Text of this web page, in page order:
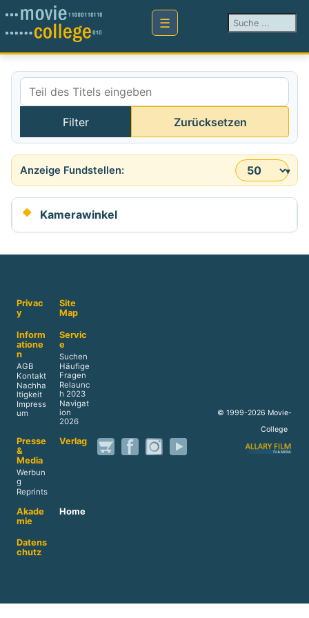
Suchen ...
Teil des Titels eingeben
Filter Zurücksetzen
Anzeige #
Kamerawinkel
Privac
y
Site
Map
Inform
atione
n
AGB
Kontakt
Nachha
ltigkeit
Impress
um
Servic
e
Suchen
Häufige
Fragen
Relaunc
h 2023
Navigat
ion
2026
Presse
&
Media
Werbun
g
Reprints
Verlag
Akade
mie
Home
Datens
chutz
© 1999-2026 Movie-
College